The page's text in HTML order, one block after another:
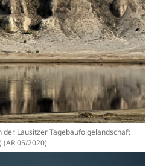
der Lausitzer Tagebaufolgelandschaft
05/2020)